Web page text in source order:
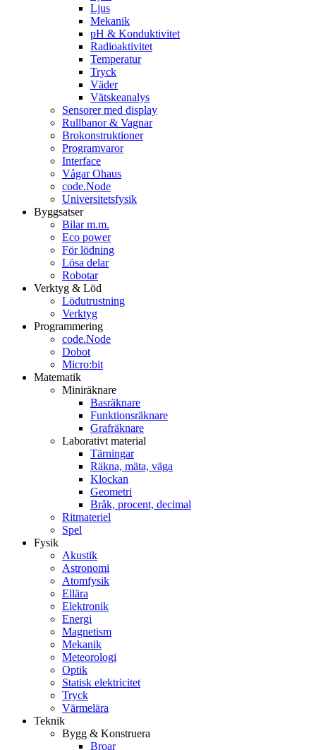
Ljus
Mekanik
pH & Konduktivitet
Radioaktivitet
Temperatur
Tryck
Väder
Vätskeanalys
Sensorer med display
Rullbanor & Vagnar
Brokonstruktioner
Programvaror
Interface
Vågar Ohaus
code.Node
Universitetsfysik
Byggsatser
Bilar m.m.
Eco power
För lödning
Lösa delar
Robotar
Verktyg & Löd
Lödutrustning
Verktyg
Programmering
code.Node
Dobot
Micro:bit
Matematik
Miniräknare
Basräknare
Funktionsräknare
Grafräknare
Laborativt material
Tärningar
Räkna, mäta, väga
Klockan
Geometri
Bråk, procent, decimal
Ritmateriel
Spel
Fysik
Akustik
Astronomi
Atomfysik
Ellära
Elektronik
Energi
Magnetism
Mekanik
Meteorologi
Optik
Statisk elektricitet
Tryck
Värmelära
Teknik
Bygg & Konstruera
Broar